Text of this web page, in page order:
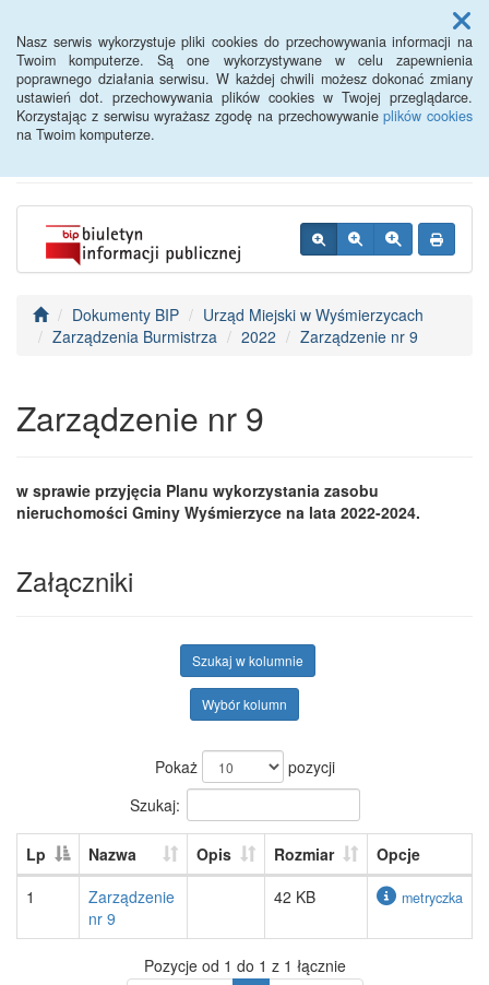
Nasz serwis wykorzystuje pliki cookies do przechowywania informacji na
Twoim komputerze. Są one wykorzystywane w celu zapewnienia
poprawnego działania serwisu. W każdej chwili możesz dokonać zmiany
ustawień dot. przechowywania plików cookies w Twojej przeglądarce.
Korzystając z serwisu wyrażasz zgodę na przechowywanieplików cookies
na Twoim komputerze.
Menu
BIP - Urząd Miejski
Wyśmierzyce
Dokumenty BIP
Urząd Miejski w Wyśmierzycach
Zarządzenia Burmistrza
2022 Zarządzenie nr 9
Zarządzenie nr 9
w sprawie przyjęcia Planu wykorzystania zasobu
nieruchomości Gminy Wyśmierzyce na lata 2022-2024.
Załączniki
Szukaj w kolumnie
Wybór kolumn
Pokaż
pozycji
Szukaj:
Lp Nazwa Opis Rozmiar
Opcje
1
Zarządzenie
nr 9
42 KB metryczka
Pozycje od 1 do 1 z 1 łącznie